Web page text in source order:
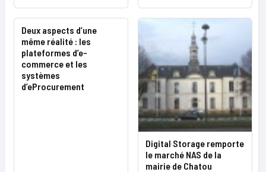
Deux aspects d’une
même réalité : les
plateformes d’e-
commerce et les
systèmes
d’eProcurement
Digital Storage remporte
le marché NAS de la
mairie de Chatou